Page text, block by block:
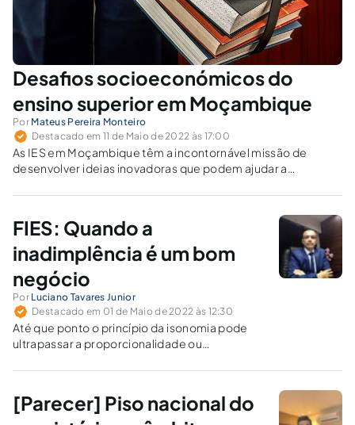
Desafios socioeconómicos do
ensino superior em Moçambique
Por Mateus Pereira Monteiro
Destacado em 11 de Maio de 2022 às 17:00
As IES em Moçambique têm a incontornável missão de
desenvolver ideias inovadoras que podem ajudar a
no país.
FIES: Quando a
inadimplência é um bom
negócio
Por Luciano Tavares Junior
Destacado em 01 de Maio de 2022 às 12:30
Até que ponto o princípio da isonomia pode
ultrapassar a proporcionalidade ou
[Parecer] Piso nacional do